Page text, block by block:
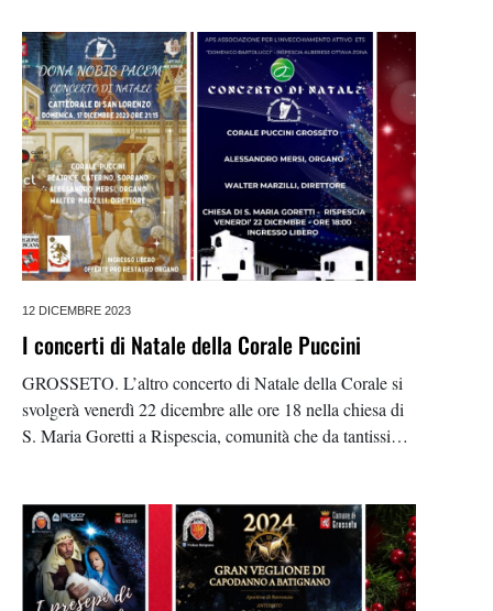
12 DICEMBRE 2023
I concerti di Natale della Corale Puccini
GROSSETO. L’altro concerto di Natale della Corale si
svolgerà venerdì 22 dicembre alle ore 18 nella chiesa di
S. Maria Goretti a Rispescia, comunità che da tantissimi